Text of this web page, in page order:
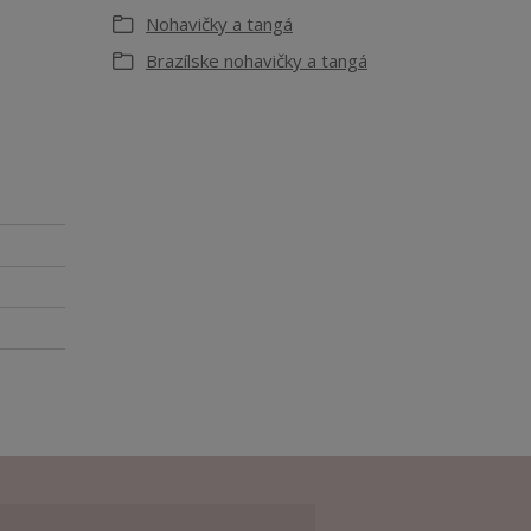
Nohavičky a tangá
Brazílske nohavičky a tangá